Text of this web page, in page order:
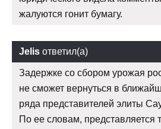
жалуются гонит бумагу.
Jelis ответил(а)
Задержке со сбором урожая
не сможет вернуться в
ряда представителей элиты
По ее словам, представляется